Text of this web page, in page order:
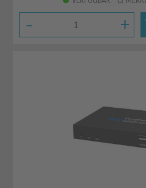
- +